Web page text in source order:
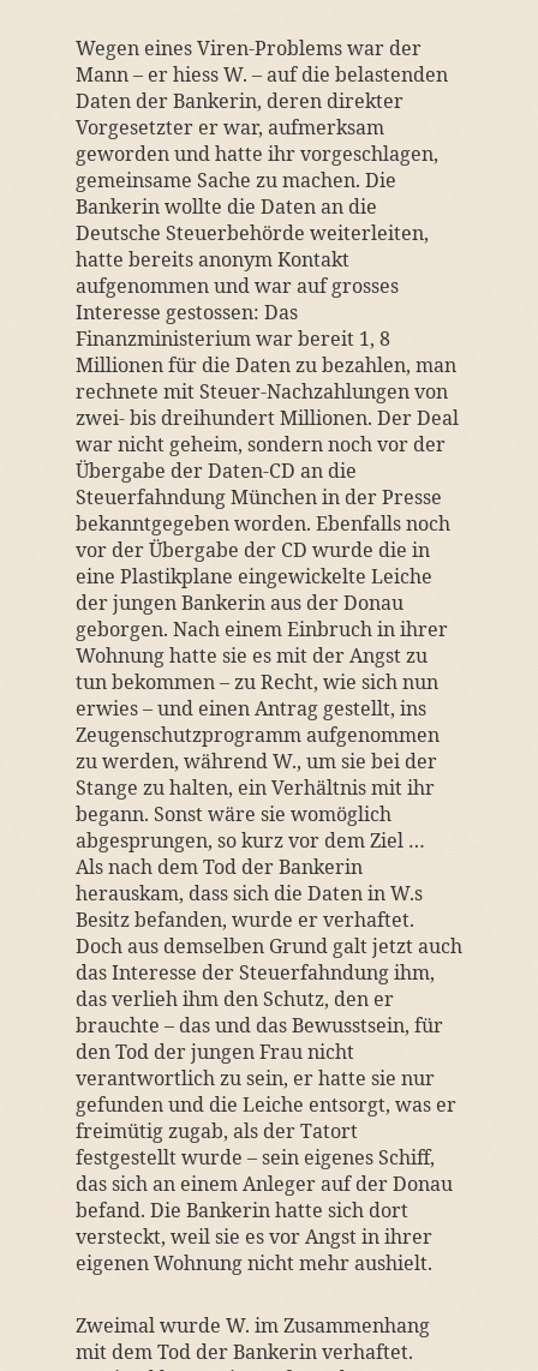
Wegen eines Viren-Problems war der
Mann – er hiess W. – auf die belastenden
Daten der Bankerin, deren direkter
Vorgesetzter er war, aufmerksam
geworden und hatte ihr vorgeschlagen,
gemeinsame Sache zu machen. Die
Bankerin wollte die Daten an die
Deutsche Steuerbehörde weiterleiten,
hatte bereits anonym Kontakt
aufgenommen und war auf grosses
Interesse gestossen: Das
Finanzministerium war bereit 1, 8
Millionen für die Daten zu bezahlen, man
rechnete mit Steuer-Nachzahlungen von
zwei- bis dreihundert Millionen. Der Deal
war nicht geheim, sondern noch vor der
Übergabe der Daten-CD an die
Steuerfahndung München in der Presse
bekanntgegeben worden. Ebenfalls noch
vor der Übergabe der CD wurde die in
eine Plastikplane eingewickelte Leiche
der jungen Bankerin aus der Donau
geborgen. Nach einem Einbruch in ihrer
Wohnung hatte sie es mit der Angst zu
tun bekommen – zu Recht, wie sich nun
erwies – und einen Antrag gestellt, ins
Zeugenschutzprogramm aufgenommen
zu werden, während W., um sie bei der
Stange zu halten, ein Verhältnis mit ihr
begann. Sonst wäre sie womöglich
abgesprungen, so kurz vor dem Ziel …
Als nach dem Tod der Bankerin
herauskam, dass sich die Daten in W.s
Besitz befanden, wurde er verhaftet.
Doch aus demselben Grund galt jetzt auch
das Interesse der Steuerfahndung ihm,
das verlieh ihm den Schutz, den er
brauchte – das und das Bewusstsein, für
den Tod der jungen Frau nicht
verantwortlich zu sein, er hatte sie nur
gefunden und die Leiche entsorgt, was er
freimütig zugab, als der Tatort
festgestellt wurde – sein eigenes Schiff,
das sich an einem Anleger auf der Donau
befand. Die Bankerin hatte sich dort
versteckt, weil sie es vor Angst in ihrer
eigenen Wohnung nicht mehr aushielt.
Zweimal wurde W. im Zusammenhang
mit dem Tod der Bankerin verhaftet.